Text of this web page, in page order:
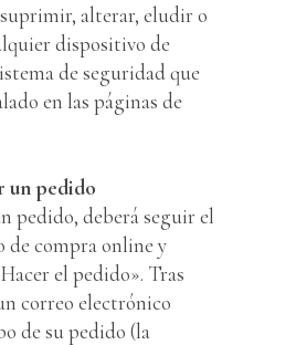
alterar, eludir o
dispositivo de
de seguridad que
en las páginas de
un pedido
pedido, deberá seguir el
compra online y
el pedido». Tras
correo electrónico
de su pedido (la